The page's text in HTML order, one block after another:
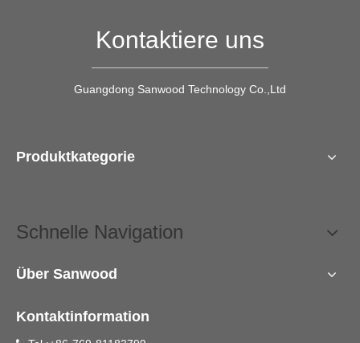
Kontaktiere uns
Guangdong Sanwood Technology Co.,Ltd
Produktkategorie
Schnelle Navigation
Über Sanwood
Kontaktinformation